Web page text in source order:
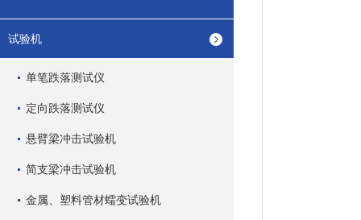
试验机
单笔跌落测试仪
定向跌落测试仪
悬臂梁冲击试验机
简支梁冲击试验机
金属、塑料管材蠕变试验机